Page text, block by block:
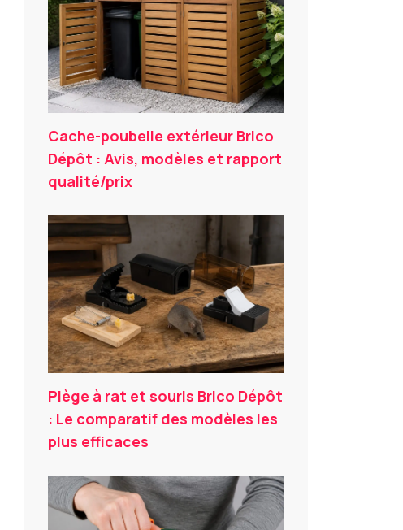
Cache-poubelle extérieur Brico
Dépôt : Avis, modèles et rapport
qualité/prix
Piège à rat et souris Brico Dépôt
: Le comparatif des modèles les
plus efficaces